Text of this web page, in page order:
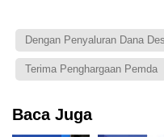
Dengan Penyaluran Dana
Terima Penghargaan Pemda
Baca Juga